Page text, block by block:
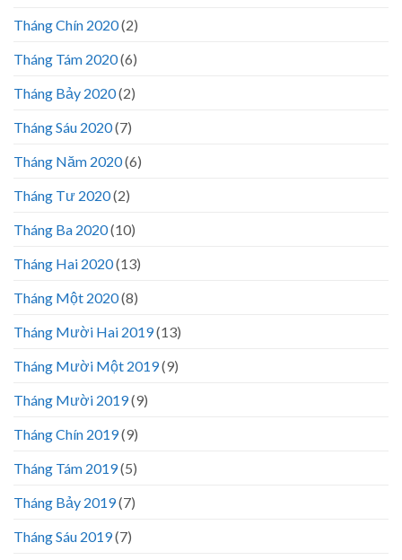
Tháng Chín 2020(2)
Tháng Tám 2020(6)
Tháng Bảy 2020(2)
Tháng Sáu 2020(7)
Tháng Năm 2020(6)
Tháng Tư 2020(2)
Tháng Ba 2020(10)
Tháng Hai 2020(13)
Tháng Một 2020(8)
Tháng Mười Hai 2019(13)
Tháng Mười Một 2019(9)
Tháng Mười 2019(9)
Tháng Chín 2019(9)
Tháng Tám 2019(5)
Tháng Bảy 2019(7)
Tháng Sáu 2019(7)